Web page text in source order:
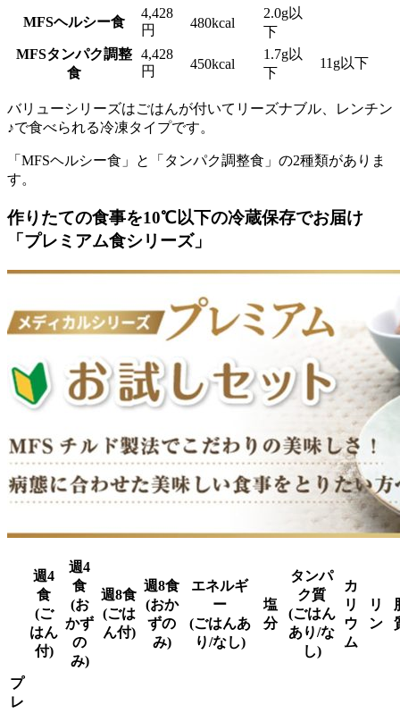
MFSヘルシー食
4,428
円
480kcal
2.0g以
下
MFSタンパク調整
食
4,428
円
450kcal
1.7g以
下
11g以下
バリューシリーズはごはんが付いてリーズナブル、レンチン
♪で食べられる冷凍タイプです。
「MFSヘルシー食」と「タンパク調整食」の2種類がありま
す。
作りたての食事を10℃以下の冷蔵保存でお届け
「プレミアム食シリーズ」
週4
食
(ご
はん
付)
週4
食
(お
かず
の
み)
週8食
(ごは
ん付)
週8食
(おか
ずの
み)
エネルギ
ー
(ごはんあ
り/なし)
塩
分
タンパ
ク質
(ごはん
あり/な
し)
カ
リ
ウ
ム
リ
ン
プ
レ